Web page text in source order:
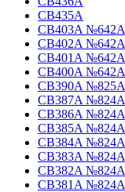
CB435A
CB403A №642A
CB402A №642A
CB401A №642A
CB400A №642A
CB390A №825A
CB387A №824A
CB386A №824A
CB385A №824A
CB384A №824A
CB383A №824A
CB382A №824A
CB381A №824A